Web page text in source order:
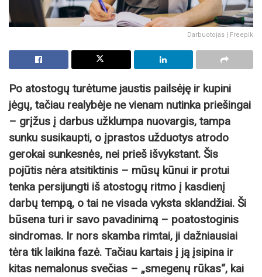
Darbuotojas | Freepik
Po atostogų turėtume jaustis pailsėję ir kupini
jėgų, tačiau realybėje ne vienam nutinka priešingai
– grįžus į darbus užklumpa nuovargis, tampa
sunku susikaupti, o įprastos užduotys atrodo
gerokai sunkesnės, nei prieš išvykstant. Šis
pojūtis nėra atsitiktinis – mūsų kūnui ir protui
tenka persijungti iš atostogų ritmo į kasdienį
darbų tempą, o tai ne visada vyksta sklandžiai. Ši
būsena turi ir savo pavadinimą – poatostoginis
sindromas. Ir nors skamba rimtai, ji dažniausiai
tėra tik laikina fazė. Tačiau kartais į ją įsipina ir
kitas nemalonus svečias – „smegenų rūkas“, kai